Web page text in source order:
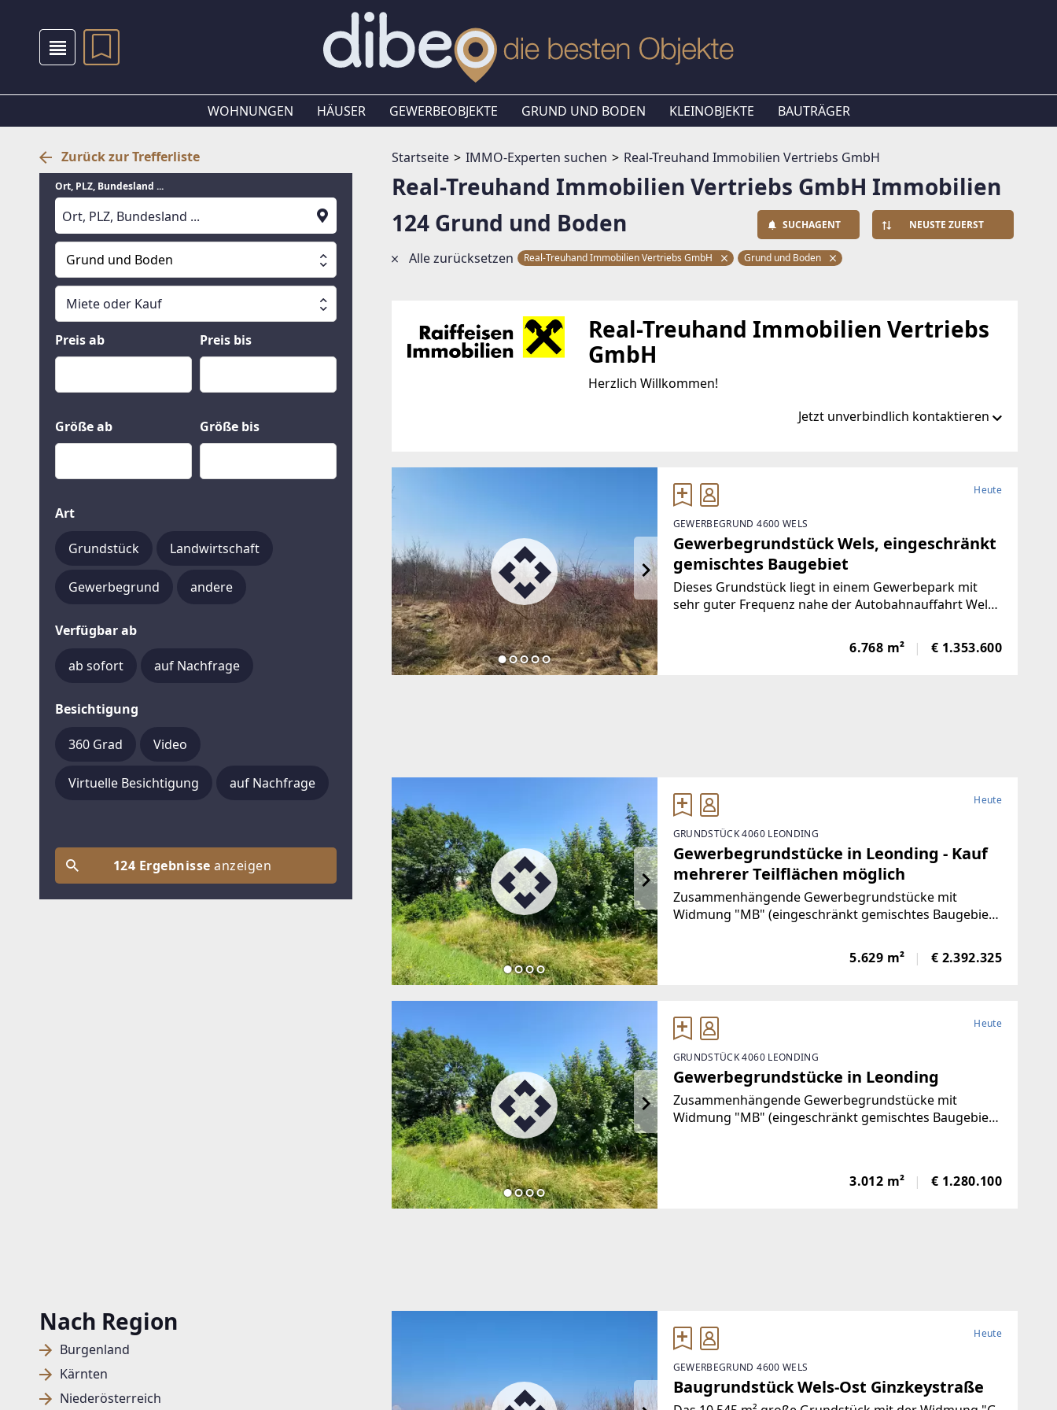
WOHNUNGEN HÄUSER GEWERBEOBJEKTE GRUND UND BODEN KLEINOBJEKTE BAUTRÄGER
Zurück zur Trefferliste
Ort, PLZ, Bundesland ...
Suche läuft
Grund und Boden
Alle Immobilien
Häuser
Grund und Boden
Miete oder Kauf
Miete oder Kauf
Kauf
Preis ab Preis bis
Größe ab Größe bis
Art
Grundstück Landwirtschaft
Gewerbegrund andere
Verfügbar ab
ab sofort auf Nachfrage
Besichtigung
360 Grad Video
Virtuelle Besichtigung auf Nachfrage
124 Ergebnisseanzeigen
Nach Region
Burgenland
Kärnten
Niederösterreich
Startseite IMMO-Experten suchen Real-Treuhand Immobilien Vertriebs GmbH
Real-Treuhand Immobilien Vertriebs GmbH Immobilien
124 Grund und Boden
SUCHAGENT NEUSTE ZUERST
Alle zurücksetzen Real-Treuhand Immobilien Vertriebs GmbH Grund und Boden
Real-Treuhand Immobilien Vertriebs
GmbH
Herzlich Willkommen!
Jetzt unverbindlich kontaktieren
+43 (0)50 6596 8002
https://www.raiffeisen-immobilien.at/de
office@raiffeisen-immobilien.at
Heute
GEWERBEGRUND 4600 WELS
Gewerbegrundstück Wels, eingeschränkt
gemischtes Baugebiet
Dieses Grundstück liegt in einem Gewerbepark mit
sehr guter Frequenz nahe der Autobahnauffahrt Wels-
direkter Nachbarschaft.Die Fläche ist als "MB" -
eingeschränkt gemischtes Baugebiet -
6.768 m² € 1.353.600
Heute
GRUNDSTÜCK 4060 LEONDING
Gewerbegrundstücke in Leonding - Kauf
mehrerer Teilflächen möglich
Zusammenhängende Gewerbegrundstücke mit
Widmung "MB" (eingeschränkt gemischtes Baugebiet)
Gemeindegrenze zu Linz.Die drei Grundstück können
einzeln oder gesamt erworben werden.Öffentliche
5.629 m² € 2.392.325
Heute
GRUNDSTÜCK 4060 LEONDING
Gewerbegrundstücke in Leonding
Zusammenhängende Gewerbegrundstücke mit
Widmung "MB" (eingeschränkt gemischtes Baugebiet)
3.012 m² € 1.280.100
Heute
GEWERBEGRUND 4600 WELS
Baugrundstück Wels-Ost Ginzkeystraße